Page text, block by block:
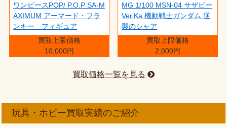
ワンピースPOP/ P.O.P SA‐M
AXIMUM アーマード・フラ
ンキー フィギュア
買取上限価格
10,000円
MG 1/100 MSN-04 サザビー
Ver.Ka 機動戦士ガンダム 逆
襲のシャア
買取上限価格
2,000円
買取価格一覧を見る
玩具・ホビー買取実績のご紹介